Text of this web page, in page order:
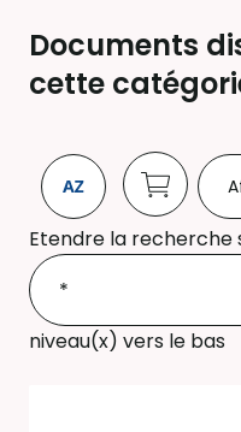
Documents
cette
Etendre la recherche
niveau(x) vers le bas